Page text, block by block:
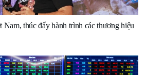
thúc đẩy hành trình các thương hiệu